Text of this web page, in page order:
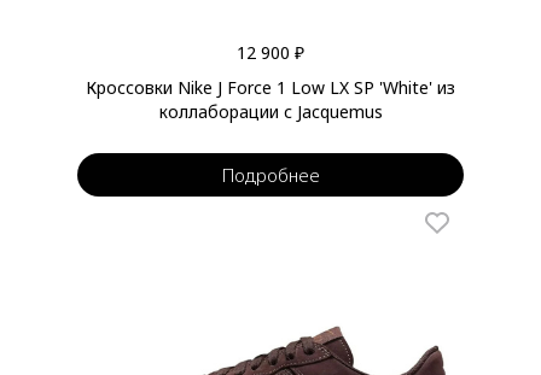
12 900 ₽
Кроссовки Nike J Force 1 Low LX SP 'White' из
коллаборации с Jacquemus
Подробнее